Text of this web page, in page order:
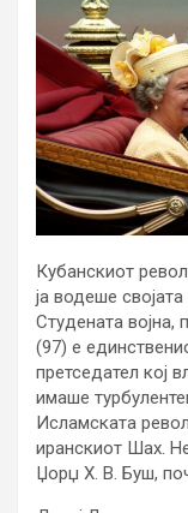
Кубанскиот
ја водеше
Студената војна,
(97) е
претседател кој
имаше
Исламската
иранскиот Шах.
Џорџ Х. В. Буш,